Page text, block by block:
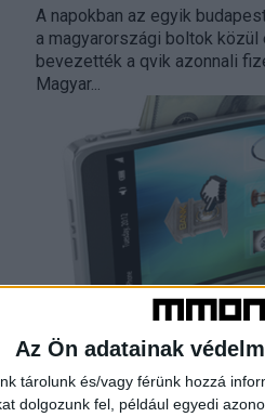
Az Ön adatainak
tárolunk és/vagy férünk hozzá
dolgozunk fel, például egyedi
A napokban az egyik
a magyarországi boltok
bevezették a qvik azonnali
Magyar...
Még közelebb
nyugdíjazásához
Biznisz 2024. szeptember 24.